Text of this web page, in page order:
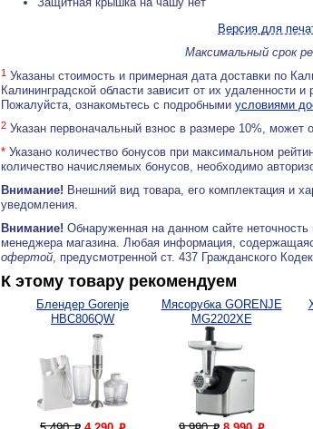
Версия для
Максимальный срок
1 Указаны стоимость и примерная дата доставки по
Калининградской области зависит от их удаленности
Пожалуйста, ознакомьтесь с подробными условиями
2 Указан первоначальный взнос в размере 10%, может
* Указано количество бонусов при максимальном
количество начисляемых бонусов, необходимо
Внимание! Внешний вид товара, его комплектация и
уведомления.
Внимание! Обнаруженная на данном сайте
менеджера магазина. Любая информация,
офертой, предусмотренной ст. 437 Гражданского
К этому товару рекомендуем
Блендер Gorenje
HBC806QW
Мясорубка GORENJE
MG2202XE